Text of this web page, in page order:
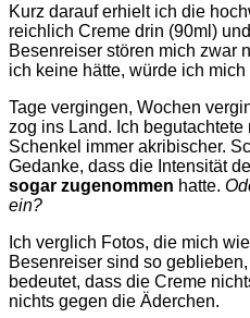
Kurz darauf erhielt ich die
reichlich Creme drin (90ml)
Besenreiser stören mich zwar
ich keine hätte, würde ich
Tage vergingen, Wochen
zog ins Land. Ich
Schenkel immer akribischer.
Gedanke, dass die Intensität
sogar zugenommen hatte.
ein?
Ich verglich Fotos, die mich
Besenreiser sind so
bedeutet, dass die Creme
nichts gegen die Äderchen.